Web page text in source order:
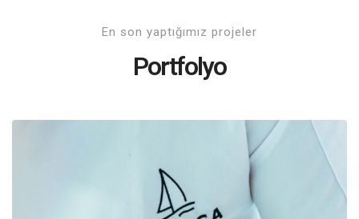
En son yaptığımız projeler
Portfolyo